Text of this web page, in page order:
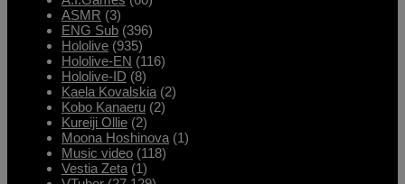
ASMR (3)
ENG Sub (396)
Hololive (935)
Hololive-EN (116)
Hololive-ID (8)
Kaela Kovalskia (2)
Kobo Kanaeru (2)
Kureiji Ollie (2)
Moona Hoshinova (1)
Music video (118)
Vestia Zeta (1)